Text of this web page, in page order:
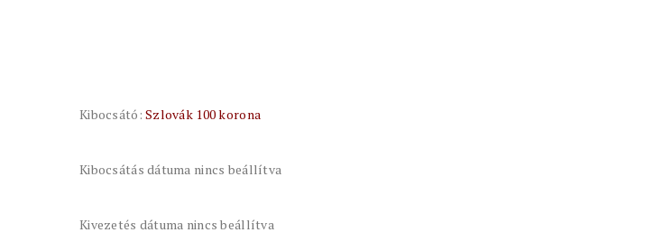
Kibocsátó:Szlovák 100 korona
Kibocsátás dátuma nincs beállítva
Kivezetés dátuma nincs beállítva